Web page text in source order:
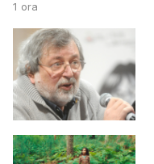
1 ora